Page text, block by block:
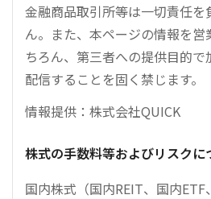
金融商品取引所等は一切責任
ん。また、本ページの情報を
ちろん、第三者への提供目的
配信することを固く禁じます。
情報提供：株式会社QUICK
株式の手数料等およびリスクに
国内株式（国内REIT、国内